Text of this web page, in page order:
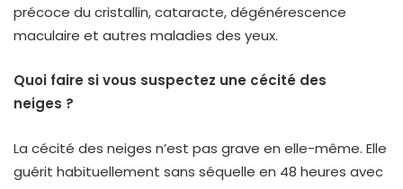
précoce du cristallin, cataracte, dégénérescence
maculaire et autres maladies des yeux.
Quoi faire si vous suspectez une cécité des
neiges ?
La cécité des neiges n’est pas grave en elle-même. Elle
guérit habituellement sans séquelle en 48 heures avec